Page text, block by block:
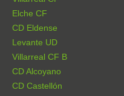
Elche CF
CD Eldense
Levante UD
Villarreal CF B
CD Alcoyano
CD Castellón